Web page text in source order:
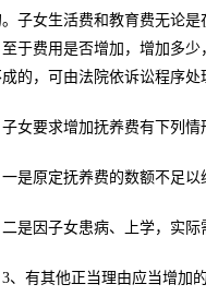
。子女生活费和教育费无论
于费用是否增加，增加多
的，可由法院依诉讼程序处
子女要求增加抚养费有下列
一是原定抚养费的数额不足
二是因子女患病、上学，实
3、有其他正当理由应当增加的